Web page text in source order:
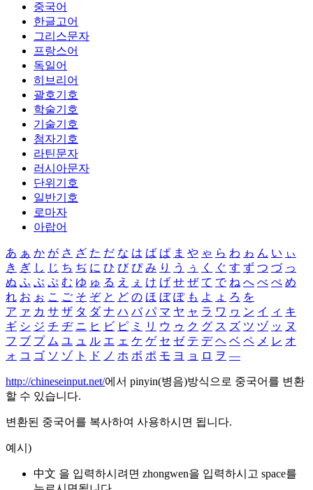
중국어
한글고어
그리스문자
프랑스어
독일어
히브리어
괄호기호
학술기호
기술기호
첨자기호
라틴문자
러시아문자
단위기호
일반기호
로마자
아랍어
あ ぁ か が さ ざ た だ な は ば ぱ ま や ゃ ら わ ゎ ん い ぃ
き ぎ し じ ち ぢ に ひ び ぴ み り う ぅ く ぐ す ず つ づ っ
ぬ ふ ぶ ぷ む ゆ ゅ る え ぇ け げ せ ぜ て で ね へ べ ぺ め
れ お ぉ こ ご そ ぞ と ど の ほ ぼ ぽ も よ ょ ろ を
ア ァ カ サ ザ タ ダ ナ ハ バ パ マ ヤ ャ ラ ワ ヮ ン イ ィ キ
ギ シ ジ チ ヂ ニ ヒ ビ ピ ミ リ ウ ゥ ク グ ス ズ ツ ヅ ッ ヌ
フ ブ プ ム ユ ュ ル エ ェ ケ ゲ セ ゼ テ デ ヘ ベ ペ メ レ オ
ォ コ ゴ ソ ゾ ト ド ノ ホ ボ ポ モ ヨ ョ ロ ヲ ―
http://chineseinput.net/에서 pinyin(병음)방식으로 중국어를 변환
할 수 있습니다.
변환된 중국어를 복사하여 사용하시면 됩니다.
예시)
中文 을 입력하시려면 zhongwen을 입력하시고 space를